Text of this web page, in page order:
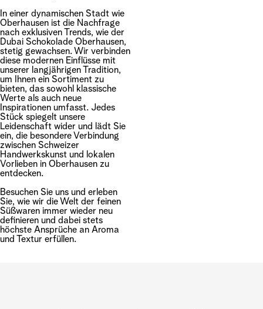
In einer dynamischen Stadt wie
Oberhausen ist die Nachfrage
nach exklusiven Trends, wie der
Dubai Schokolade Oberhausen,
stetig gewachsen. Wir verbinden
diese modernen Einflüsse mit
unserer langjährigen Tradition,
um Ihnen ein Sortiment zu
bieten, das sowohl klassische
Werte als auch neue
Inspirationen umfasst. Jedes
Stück spiegelt unsere
Leidenschaft wider und lädt Sie
ein, die besondere Verbindung
zwischen Schweizer
Handwerkskunst und lokalen
Vorlieben in Oberhausen zu
entdecken.
Besuchen Sie uns und erleben
Sie, wie wir die Welt der feinen
Süßwaren immer wieder neu
definieren und dabei stets
höchste Ansprüche an Aroma
und Textur erfüllen.